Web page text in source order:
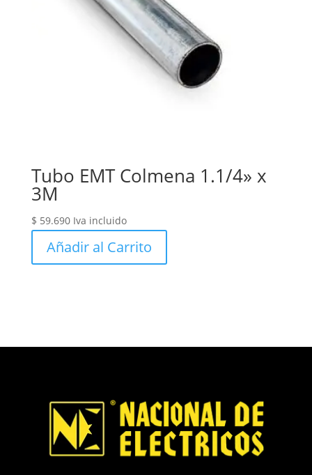
Tubo EMT Colmena 1.1/4» x
3M
$ 59.690 Iva incluido
Añadir al Carrito